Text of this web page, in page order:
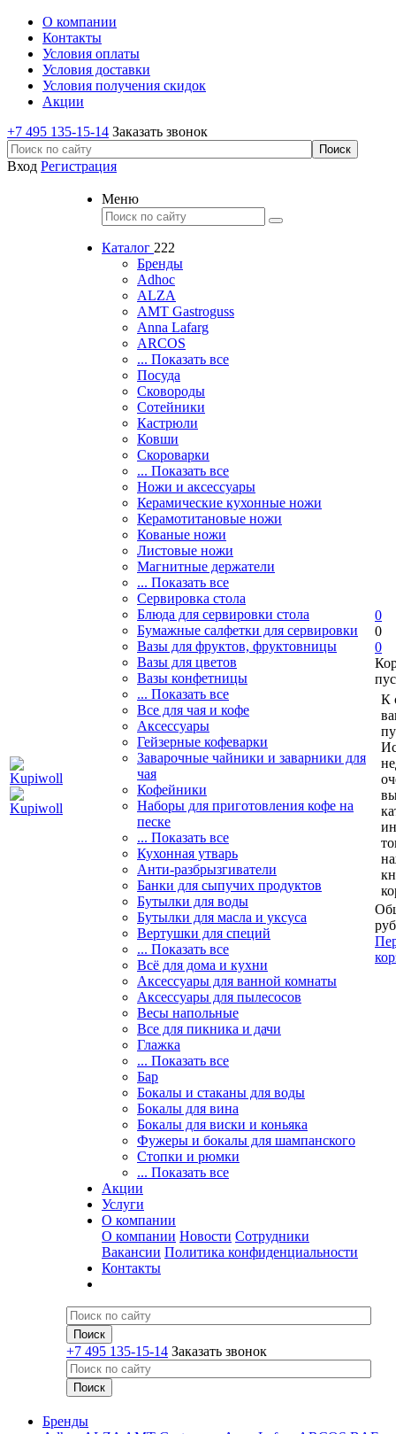
О компании
Контакты
Условия оплаты
Условия доставки
Условия получения скидок
Акции
+7 495 135-15-14 Заказать звонок
Вход Регистрация
Меню
Каталог 222
Бренды
Adhoc
ALZA
AMT Gastroguss
Anna Lafarg
ARCOS
... Показать все
Посуда
Сковороды
Сотейники
Кастрюли
Ковши
Скороварки
... Показать все
Ножи и аксессуары
Керамические кухонные ножи
Керамотитановые ножи
Кованые ножи
Листовые ножи
Магнитные держатели
... Показать все
Сервировка стола
Блюда для сервировки стола
Бумажные салфетки для сервировки
Вазы для фруктов, фруктовницы
Вазы для цветов
Вазы конфетницы
... Показать все
Все для чая и кофе
Аксессуары
Гейзерные кофеварки
Заварочные чайники и заварники для
чая
Кофейники
Наборы для приготовления кофе на
песке
... Показать все
Кухонная утварь
Анти-разбрызгиватели
Банки для сыпучих продуктов
Бутылки для воды
Бутылки для масла и уксуса
Вертушки для специй
... Показать все
Всё для дома и кухни
Аксессуары для ванной комнаты
Аксессуары для пылесосов
Весы напольные
Все для пикника и дачи
Глажка
... Показать все
Бар
Бокалы и стаканы для воды
Бокалы для вина
Бокалы для виски и коньяка
Фужеры и бокалы для шампанского
Стопки и рюмки
... Показать все
Акции
Услуги
О компании
О компании Новости Сотрудники
Вакансии Политика конфиденциальности
Контакты
+7 495 135-15-14 Заказать звонок
0
0
0
К
Бренды